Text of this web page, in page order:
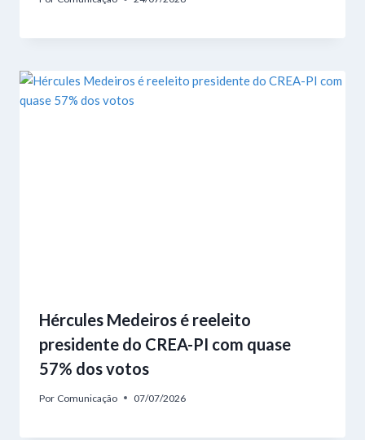
Hércules Medeiros é reeleito
presidente do CREA-PI com quase
57% dos votos
Por Comunicação 07/07/2026